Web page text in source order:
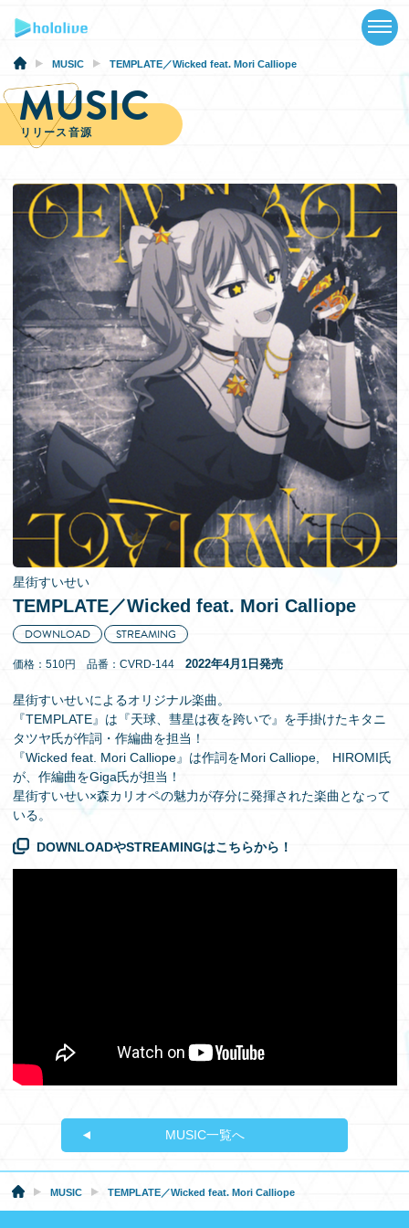
NEWS
SCHEDULE
EVENTS
VIDEOS
MUSIC
GOODS
SPECIAL
MUSIC TEMPLATE／Wicked feat. Mori Calliope
MUSIC
リリース音源
星街すいせい
TEMPLATE／Wicked feat. Mori Calliope
DOWNLOAD STREAMING
価格：510円 品番：CVRD-144 2022年4月1日発売
星街すいせいによるオリジナル楽曲。
『TEMPLATE』は『天球、彗星は夜を跨いで』を手掛けたキタニ
タツヤ氏が作詞・作編曲を担当！
『Wicked feat. Mori Calliope』は作詞をMori Calliope, HIROMI氏
が、作編曲をGiga氏が担当！
星街すいせい×森カリオペの魅力が存分に発揮された楽曲となって
いる。
DOWNLOADやSTREAMINGはこちらから！
MUSIC一覧へ
MUSIC TEMPLATE／Wicked feat. Mori Calliope